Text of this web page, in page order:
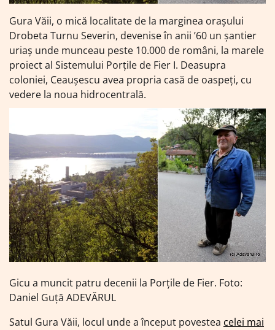
Gura Văii, o mică localitate de la marginea orașului
Drobeta Turnu Severin, devenise în anii ’60 un șantier
uriaș unde munceau peste 10.000 de români, la marele
proiect al Sistemului Porțile de Fier I. Deasupra
coloniei, Ceaușescu avea propria casă de oaspeți, cu
vedere la noua hidrocentrală.
Gicu a muncit patru decenii la Porțile de Fier. Foto:
Daniel Guță ADEVĂRUL
Satul Gura Văii, locul unde a început povestea celei mai